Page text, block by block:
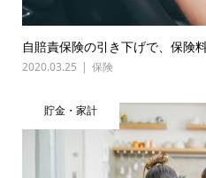
自賠責保険の引き下げで、保険
2020.03.25 保険
貯金・家計